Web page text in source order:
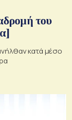
του
κατά μέσο